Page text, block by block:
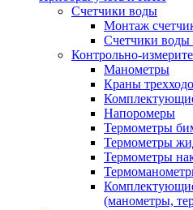
Счетчики воды
Монтаж
Счетчики воды
Контрольно-
Манометры
Краны
Напоромеры
Термометры
Термометры
Термометры
(манометры,